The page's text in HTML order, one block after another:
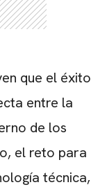
que el éxito
entre la
de los
el reto para
técnica,